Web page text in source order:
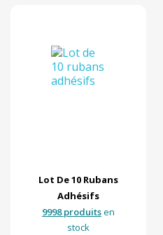
Lot De 10 Rubans
Adhésifs
9998 produitsen
stock